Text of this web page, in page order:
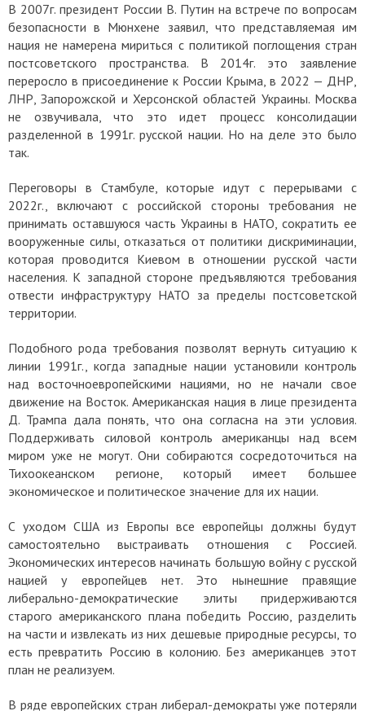
В 2007г. президент России В. Путин на встрече по вопросам
безопасности в Мюнхене заявил, что представляемая им
нация не намерена мириться с политикой поглощения стран
постсоветского пространства. В 2014г. это заявление
переросло в присоединение к России Крыма, в 2022 — ДНР,
ЛНР, Запорожской и Херсонской областей Украины. Москва
не озвучивала, что это идет процесс консолидации
разделенной в 1991г. русской нации. Но на деле это было
так.
Переговоры в Стамбуле, которые идут с перерывами с
2022г., включают с российской стороны требования не
принимать оставшуюся часть Украины в НАТО, сократить ее
вооруженные силы, отказаться от политики дискриминации,
которая проводится Киевом в отношении русской части
населения. К западной стороне предъявляются требования
отвести инфраструктуру НАТО за пределы постсоветской
территории.
Подобного рода требования позволят вернуть ситуацию к
линии 1991г., когда западные нации установили контроль
над восточноевропейскими нациями, но не начали свое
движение на Восток. Американская нация в лице президента
Д. Трампа дала понять, что она согласна на эти условия.
Поддерживать силовой контроль американцы над всем
миром уже не могут. Они собираются сосредоточиться на
Тихоокеанском регионе, который имеет большее
экономическое и политическое значение для их нации.
С уходом США из Европы все европейцы должны будут
самостоятельно выстраивать отношения с Россией.
Экономических интересов начинать большую войну с русской
нацией у европейцев нет. Это нынешние правящие
либерально-демократические элиты придерживаются
старого американского плана победить Россию, разделить
на части и извлекать из них дешевые природные ресурсы, то
есть превратить Россию в колонию. Без американцев этот
план не реализуем.
В ряде европейских стран либерал-демократы уже потеряли